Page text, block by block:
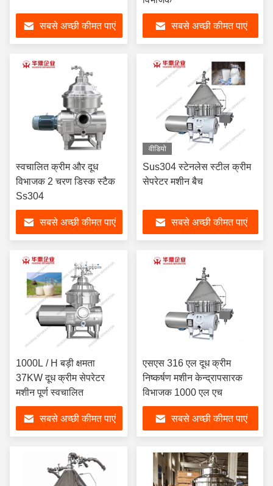
सबसे अच्छी कीमत पाएं सबसे अच्छी कीमत पाएं
स्वचालित क्रीम और दूध
विभाजक 2 चरण डिस्क स्टैक
Ss304
सबसे अच्छी कीमत पाएं
वीडियो
Sus304 स्टेनलेस स्टील क्रीम
सेपरेटर मशीन बैच
सबसे अच्छी कीमत पाएं
1000L / H बड़ी क्षमता
37KW दूध क्रीम सेपरेटर
मशीन पूर्ण स्वचालित
सबसे अच्छी कीमत पाएं
एसएस 316 एल दूध क्रीम
निष्कर्षण मशीन केन्द्रापसारक
विभाजक 1000 एल एच
सबसे अच्छी कीमत पाएं